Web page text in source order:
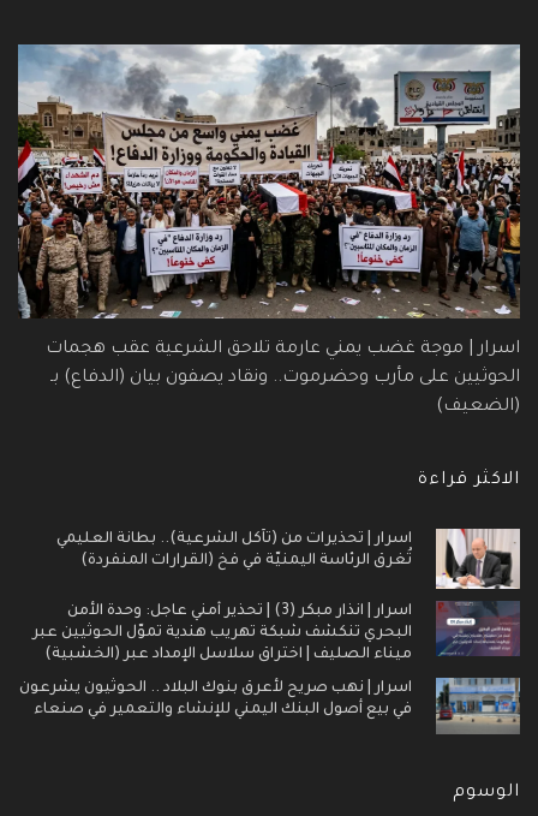
اسرار | موجة غضب يمني عارمة تلاحق الشرعية عقب هجمات
الحوثيين على مأرب وحضرموت.. ونقاد يصفون بيان (الدفاع) بـ
(الضعيف)
الاكثر قراءة
اسرار | تحذيرات من (تآكل الشرعية).. بطانة العليمي
تُغرق الرئاسة اليمنيّة في فخ (القرارات المنفردة)
اسرار | انذار مبكر (3) | تحذير أمني عاجل: وحدة الأمن
البحري تنكشف شبكة تهريب هندية تموّل الحوثيين عبر
ميناء الصليف | اختراق سلاسل الإمداد عبر (الخشبية)
اسرار | نهب صريح لأعرق بنوك البلاد .. الحوثيون يشرعون
في بيع أصول البنك اليمني للإنشاء والتعمير في صنعاء
الوسوم